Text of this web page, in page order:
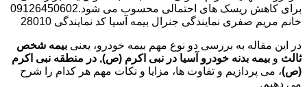
برای کاهش ریسک های احتمالی محسوب می شود.09126450602
خانم مریم صفری نمایندگی جنرال بیمه آسیا کد نمایندگی 28010
در این مقاله به بررسی دو نوع مهم بیمه خودرو، یعنی بیمه شخص
ثالث و بیمه بدنه خودرو آسیا در نبی اکرم (ص), در منطقه نبی اکرم
(ص)، می پردازیم و تفاوت ها، مزایا و نکات مهم هر کدام را شرح
می دهیم.